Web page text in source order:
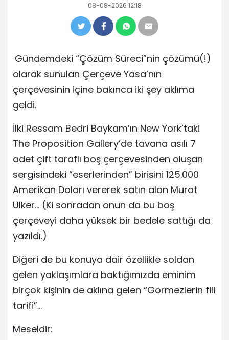
08-08-2026 12:18
Gündemdeki “Çözüm Süreci”nin çözümü(!)
olarak sunulan Çerçeve Yasa’nın
çerçevesinin içine bakınca iki şey aklıma
geldi.
İlki Ressam Bedri Baykam’ın New York’taki
The Proposition Gallery’de tavana asılı 7
adet çift taraflı boş çerçevesinden oluşan
sergisindeki “eserlerinden” birisini 125.000
Amerikan Doları vererek satın alan Murat
Ülker… (Ki sonradan onun da bu boş
çerçeveyi daha yüksek bir bedele sattığı da
yazıldı.)
Diğeri de bu konuya dair özellikle soldan
gelen yaklaşımlara baktığımızda eminim
birçok kişinin de aklına gelen “Görmezlerin fili
tarifi”…
Meseldir: